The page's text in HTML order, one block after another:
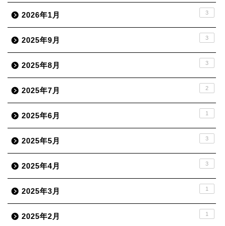
2026年1月 3
2025年9月 3
2025年8月 3
2025年7月 2
2025年6月 1
2025年5月 3
2025年4月 3
2025年3月 1
2025年2月 1